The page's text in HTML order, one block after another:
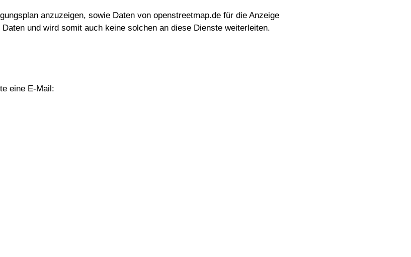
anzuzeigen, sowie Daten von openstreetmap.de für die Anzeige
und wird somit auch keine solchen an diese Dienste weiterleiten.
eine E-Mail: